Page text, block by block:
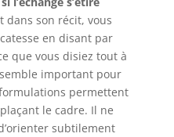
dans son récit, vous
en disant par
que vous disiez tout à
important pour
formulations permettent
le cadre. Il ne
subtilement